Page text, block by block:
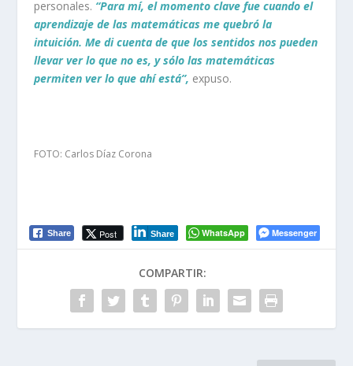
personales. “Para mí, el momento clave fue cuando el
aprendizaje de las matemáticas me quebró la
intuición. Me di cuenta de que los sentidos nos pueden
llevar ver lo que no es, y sólo las matemáticas
permiten ver lo que ahí está”, expuso.
FOTO: Carlos Díaz Corona
Share Post Share WhatsApp Messenger
COMPARTIR: